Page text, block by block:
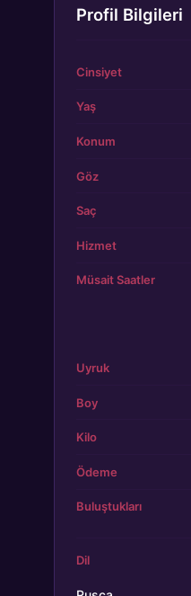
Profil Bilgileri
Cinsiyet
Yaş
Konum
Göz
Saç
Hizmet
Müsait Saatler
Uyruk
Boy
Kilo
Ödeme
Buluştukları
Dil